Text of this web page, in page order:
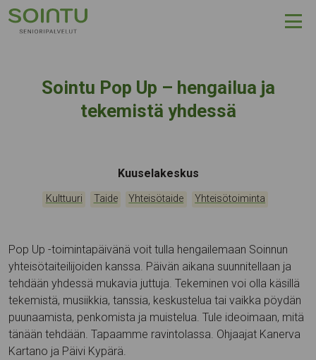
Hyppää sisältöön
Sointu Pop Up – hengailua ja
tekemistä yhdessä
Tapahtumapaikka:
Kuuselakeskus
Kategoriat:
Kulttuuri Taide Yhteisötaide Yhteisötoiminta
Pop Up -toimintapäivänä voit tulla hengailemaan Soinnun
yhteisötaiteilijoiden kanssa. Päivän aikana suunnitellaan ja
tehdään yhdessä mukavia juttuja. Tekeminen voi olla käsillä
tekemistä, musiikkia, tanssia, keskustelua tai vaikka pöydän
puunaamista, penkomista ja muistelua. Tule ideoimaan, mitä
tänään tehdään. Tapaamme ravintolassa. Ohjaajat Kanerva
Kartano ja Päivi Kypärä.